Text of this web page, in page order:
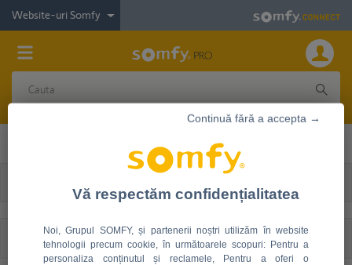
Website-uri Somfy
Filtru/comandă InformaţiiIconiță
Vă respectăm confidențialitatea
Noi, Grupul SOMFY, și partenerii noștri utilizăm în website
tehnologii precum cookie, în următoarele scopuri: Pentru a
personaliza conținutul și reclamele, Pentru a oferi o
Continuă fără a accepta →